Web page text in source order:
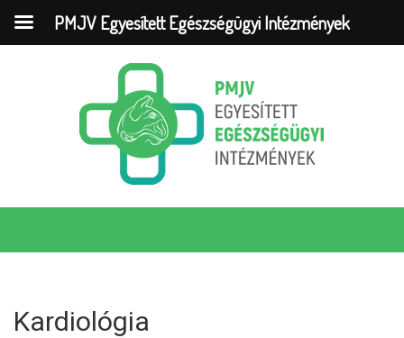
Kardiológia
PMJV Egyesített Egészségügyi Intézmények